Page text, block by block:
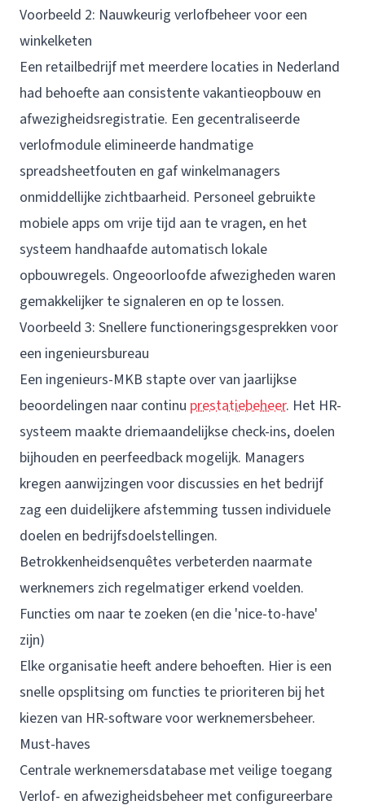
Voorbeeld 2: Nauwkeurig verlofbeheer voor een
winkelketen
Een retailbedrijf met meerdere locaties in Nederland
had behoefte aan consistente vakantieopbouw en
afwezigheidsregistratie. Een gecentraliseerde
verlofmodule elimineerde handmatige
spreadsheetfouten en gaf winkelmanagers
onmiddellijke zichtbaarheid. Personeel gebruikte
mobiele apps om vrije tijd aan te vragen, en het
systeem handhaafde automatisch lokale
opbouwregels. Ongeoorloofde afwezigheden waren
gemakkelijker te signaleren en op te lossen.
Voorbeeld 3: Snellere functioneringsgesprekken voor
een ingenieursbureau
Een ingenieurs-MKB stapte over van jaarlijkse
beoordelingen naar continu prestatiebeheer. Het HR-
systeem maakte driemaandelijkse check-ins, doelen
bijhouden en peerfeedback mogelijk. Managers
kregen aanwijzingen voor discussies en het bedrijf
zag een duidelijkere afstemming tussen individuele
doelen en bedrijfsdoelstellingen.
Betrokkenheidsenquêtes verbeterden naarmate
werknemers zich regelmatiger erkend voelden.
Functies om naar te zoeken (en die 'nice-to-have'
zijn)
Elke organisatie heeft andere behoeften. Hier is een
snelle opsplitsing om functies te prioriteren bij het
kiezen van HR-software voor werknemersbeheer.
Must-haves
Centrale werknemersdatabase met veilige toegang
Verlof- en afwezigheidsbeheer met configureerbare